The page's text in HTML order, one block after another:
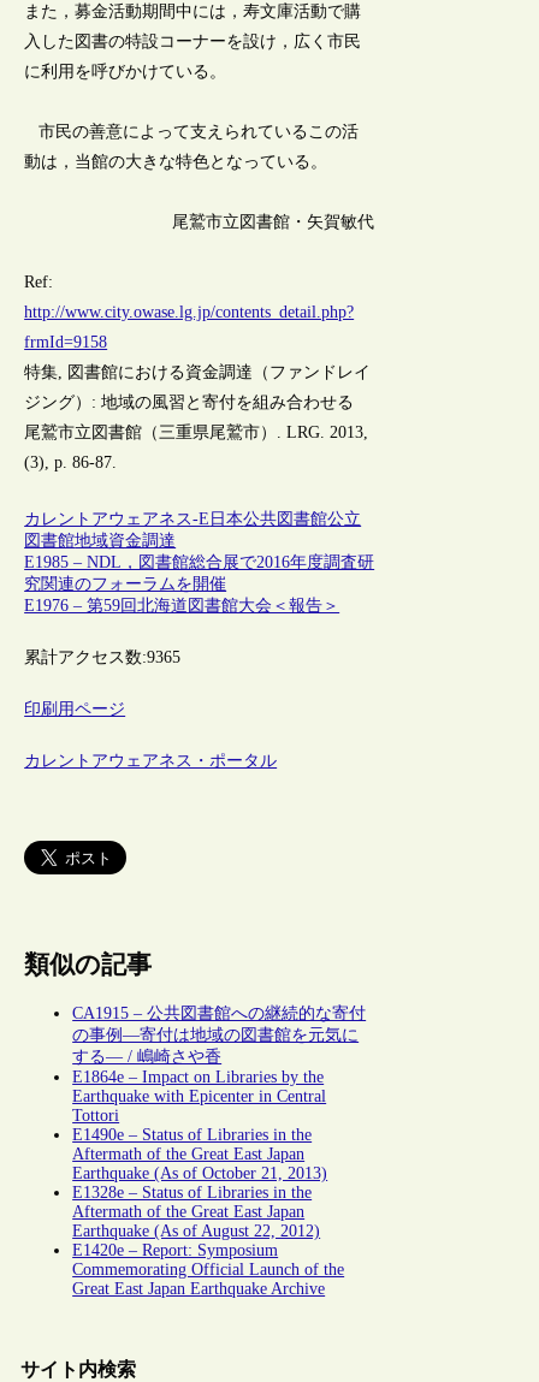
また，募金活動期間中には，寿文庫活動で購
入した図書の特設コーナーを設け，広く市民
に利用を呼びかけている。
市民の善意によって支えられているこの活
動は，当館の大きな特色となっている。
尾鷲市立図書館・矢賀敏代
Ref:
http://www.city.owase.lg.jp/contents_detail.php?
frmId=9158
特集, 図書館における資金調達（ファンドレイ
ジング）: 地域の風習と寄付を組み合わせる
尾鷲市立図書館（三重県尾鷲市）. LRG. 2013,
(3), p. 86-87.
カレントアウェアネス-E 日本公共図書館公立
図書館地域資金調達
E1985 – NDL，図書館総合展で2016年度調査研
究関連のフォーラムを開催
E1976 – 第59回北海道図書館大会＜報告＞
累計アクセス数:9365
印刷用ページ
カレントアウェアネス・ポータル
類似の記事
CA1915 – 公共図書館への継続的な寄付
の事例―寄付は地域の図書館を元気に
する― / 嶋崎さや香
E1864e – Impact on Libraries by the
Earthquake with Epicenter in Central
Tottori
E1490e – Status of Libraries in the
Aftermath of the Great East Japan
Earthquake (As of October 21, 2013)
E1328e – Status of Libraries in the
Aftermath of the Great East Japan
Earthquake (As of August 22, 2012)
E1420e – Report: Symposium
Commemorating Official Launch of the
Great East Japan Earthquake Archive
サイト内検索